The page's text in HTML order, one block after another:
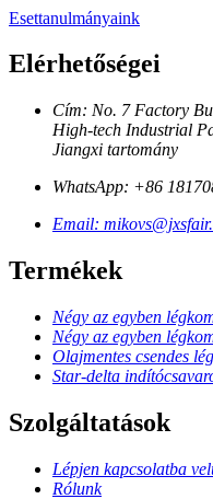
Esettanulmányaink
Elérhetőségei
Cím: No. 7 Factory
High-tech Industrial
Jiangxi tartomány
WhatsApp: +86
Email:
Termékek
Négy az egyben
Négy az egyben
Olajmentes csendes
Star-delta
Szolgáltatások
Lépjen kapcsolatba
Rólunk